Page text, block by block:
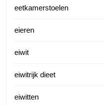
eetkamerstoelen
eieren
eiwit
eiwitrijk dieet
eiwitten